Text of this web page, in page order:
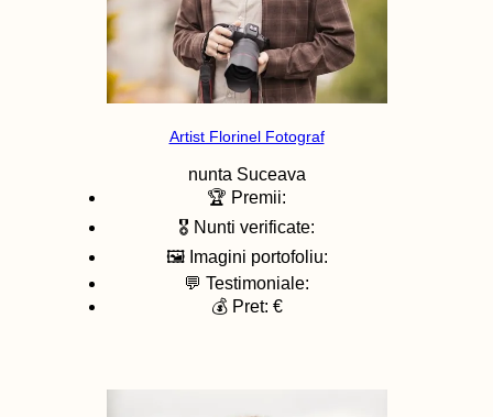
Artist Florinel Fotograf
nunta Suceava
🏆 Premii:
🎖️ Nunti verificate:
🖼️ Imagini portofoliu:
💬 Testimoniale:
💰 Pret: €